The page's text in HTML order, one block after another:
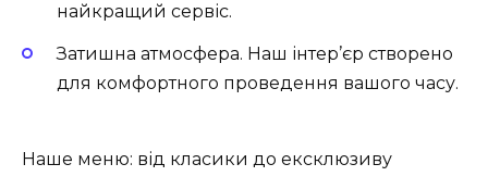
найкращий сервіс.
Затишна атмосфера. Наш інтер’єр створено
для комфортного проведення вашого часу.
Наше меню: від класики до ексклюзиву